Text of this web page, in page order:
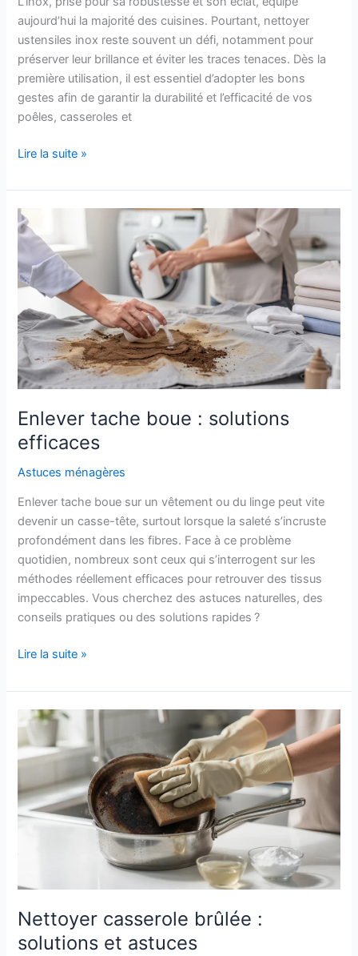
aujourd’hui la majorité des cuisines. Pourtant, nettoyer
ustensiles inox reste souvent un défi, notamment pour
préserver leur brillance et éviter les traces tenaces. Dès la
première utilisation, il est essentiel d’adopter les bons
gestes afin de garantir la durabilité et l’efficacité de vos
poêles, casseroles et
Nettoyer
inox
facilement
et
durablement
Lire la suite »
Enlever tache boue : solutions
efficaces
Astuces ménagères
Enlever tache boue sur un vêtement ou du linge peut vite
devenir un casse-tête, surtout lorsque la saleté s’incruste
profondément dans les fibres. Face à ce problème
quotidien, nombreux sont ceux qui s’interrogent sur les
méthodes réellement efficaces pour retrouver des tissus
impeccables. Vous cherchez des astuces naturelles, des
conseils pratiques ou des solutions rapides ?
Enlever
boue
solutions
efficaces
Lire la suite »
Nettoyer casserole brûlée :
solutions et astuces